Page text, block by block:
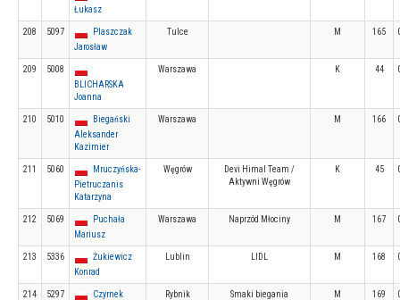
Łukasz
208 5097
Plaszczak
Jarosław
Tulce M 165
209
5008
BLICHARSKA
Joanna
Warszawa K 44
210 5010
Biegański
Aleksander
Kazimier
Warszawa M 166
211 5060
Mruczyńska-
Pietruczanis
Katarzyna
Węgrów
Devi Himal Team /
Aktywni Węgrów
K 45
212 5069
Puchała
Mariusz
Warszawa Naprzód Młociny M 167
213 5336
Żukiewicz
Konrad
Lublin LIDL M 168
214 5297
Czyrnek
Rybnik Smaki biegania M 169